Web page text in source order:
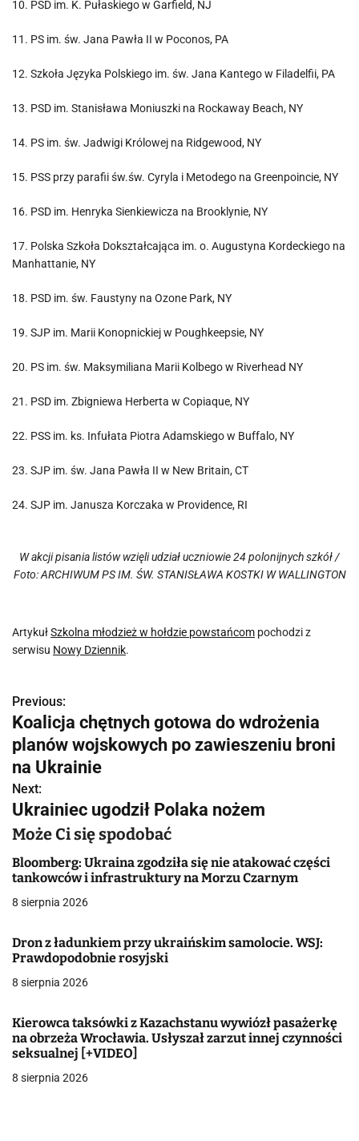
10. PSD im. K. Pułaskiego w Garfield, NJ
11. PS im. św. Jana Pawła II w Poconos, PA
12. Szkoła Języka Polskiego im. św. Jana Kantego w Filadelfii, PA
13. PSD im. Stanisława Moniuszki na Rockaway Beach, NY
14. PS im. św. Jadwigi Królowej na Ridgewood, NY
15. PSS przy parafii św.św. Cyryla i Metodego na Greenpoincie, NY
16. PSD im. Henryka Sienkiewicza na Brooklynie, NY
17. Polska Szkoła Dokształcająca im. o. Augustyna Kordeckiego na
Manhattanie, NY
18. PSD im. św. Faustyny na Ozone Park, NY
19. SJP im. Marii Konopnickiej w Poughkeepsie, NY
20. PS im. św. Maksymiliana Marii Kolbego w Riverhead NY
21. PSD im. Zbigniewa Herberta w Copiaque, NY
22. PSS im. ks. Infułata Piotra Adamskiego w Buffalo, NY
23. SJP im. św. Jana Pawła II w New Britain, CT
24. SJP im. Janusza Korczaka w Providence, RI
W akcji pisania listów wzięli udział uczniowie 24 polonijnych szkół /
Foto: ARCHIWUM PS IM. ŚW. STANISŁAWA KOSTKI W WALLINGTON
ArtykułSzkolna młodzież w hołdzie powstańcom pochodzi z
serwisu Nowy Dziennik.
N
a
w
i
g
a
c
a
w
i
s
Previous:
Koalicja chętnych gotowa do wdrożenia
planów wojskowych po zawieszeniu broni
na Ukrainie
Next:
Ukrainiec ugodził Polaka nożem
Może Ci się spodobać
Bloomberg: Ukraina zgodziła się nie atakować części
tankowców i infrastruktury na Morzu Czarnym
8 sierpnia 2026
Dron z ładunkiem przy ukraińskim samolocie. WSJ:
Prawdopodobnie rosyjski
8 sierpnia 2026
Kierowca taksówki z Kazachstanu wywiózł pasażerkę
na obrzeża Wrocławia. Usłyszał zarzut innej czynności
seksualnej [+VIDEO]
8 sierpnia 2026